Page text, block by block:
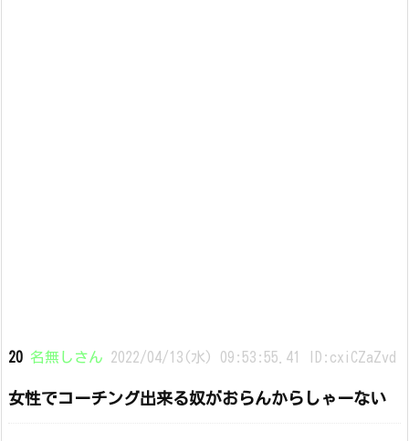
20 名無しさん 2022/04/13(水) 09:53:55.41 ID:cxiCZaZvd
女性でコーチング出来る奴がおらんからしゃーない